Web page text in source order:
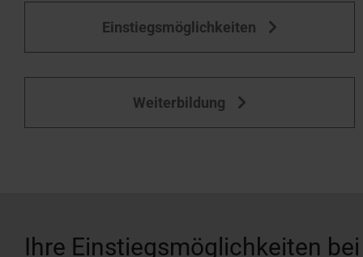
Einstiegsmöglichkeiten
Weiterbildung
Ihre Einstiegs­möglichkeiten